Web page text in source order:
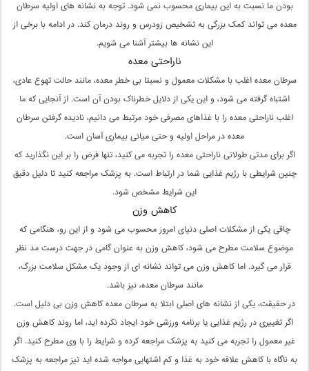
بودن ما نسبت به این بیماری محسوب نمی شود. توجه به نشانه های اولیه سرطان
معده می تواند کمک بزرگی به تشخیص زودرس و روند درمان کند. در ادامه با برخی از
این نشانه ها بیشتر آشنا می شویم.
ناراحتی معده
سرطان معده اغلب با مشکلات معمول و نسبتا بی خطر معده، مانند حالت تهوع عادی،
اشتباه گرفته می شود، و این یکی از دلایل خطرناک بودن آن است. از آنجایی که ما
اغلب ناراحتی معده را با غذاهای مصرفی خود مرتبط می دانیم، نادیده گرفتن سرطان
معده در مراحل اولیه و حتی میانی بیماری آسان است.
اگر برای مدتی طولانی ناراحتی معده را تجربه می کنید، تنها فرض را بر این نگذارید که
چنین شرایطی با رژیم غذایی شما در ارتباط است. به پزشک مراجعه کنید تا دلیل دقیق
این شرایط مشخص شود.
کاهش وزن
چاقی یکی از مشکلات اصلی دنیای امروز محسوب می شود و از این رو، هنگامی که
موضوع سلامت مطرح می شود، کاهش وزن به عنوان گامی در جهت درست مد نظر
قرار می گیرد. اما کاهش وزن می تواند نشانه ای از وجود یک مشکل سلامت بزرگ،
مانند سرطان معده، نیز باشد.
در حقیقت، یکی از نشانه های اصلی ابتلا به سرطان معده کاهش وزن بی دلیل است.
اگر تغییری در رژیم غذایی یا برنامه ورزشی خود ایجاد نکرده اید، اما روند کاهش وزن
غیر معمول را تجربه می کنید به پزشک مراجعه کرده و شرایط را با وی مطرح کنید. اگر
به ناگاه با کاهش علاقه خود به غذا و کم اشتهایی مواجه شده اید نیز مراجعه به پزشک